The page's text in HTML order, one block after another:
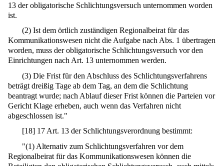
13 der obligatorische Schlichtungsversuch unternommen worden
ist.
(2) Ist dem örtlich zuständigen Regionalbeirat für das
Kommunikationswesen nicht die Aufgabe nach Abs. 1 übertragen
worden, muss der obligatorische Schlichtungsversuch vor den
Einrichtungen nach Art. 13 unternommen werden.
(3) Die Frist für den Abschluss des Schlichtungsverfahrens
beträgt dreißig Tage ab dem Tag, an dem die Schlichtung
beantragt wurde; nach Ablauf dieser Frist können die Parteien vor
Gericht Klage erheben, auch wenn das Verfahren nicht
abgeschlossen ist."
[18] 17 Art. 13 der Schlichtungsverordnung bestimmt:
"(1) Alternativ zum Schlichtungsverfahren vor dem
Regionalbeirat für das Kommunikationswesen können die